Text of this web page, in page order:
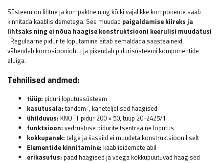
Süsteem on lihtne ja kompaktne ning kõiki vajalikke komponente saab
kinnitada kaablisidemetega. See muudab paigaldamise kiireks ja
lihtsaks ning ei nõua haagise konstruktsiooni keerulisi muudatusi
. Regulaarne pidurite loputamine aitab eemaldada saasteaineid,
vähendab korrosiooniohtu ja pikendab pidurisüsteemi komponentide
eluiga.
Tehnilised andmed:
tüüp: piduri loputussüsteem
kasutusala: tandem-, kaheteljelised haagised
ühilduvus: KNOTT pidur 200 × 50, tüüp 20-2425/1
funktsioon: vedrustuse pidurite tsentraalne loputus
kokkupanek: telge ja šassiid ei muudeta konstruktsiooniliselt
Elementide kinnitamine: kaablisidemete abil
erikasutus: paadihaagised ja veega kokkupuutuvad haagised